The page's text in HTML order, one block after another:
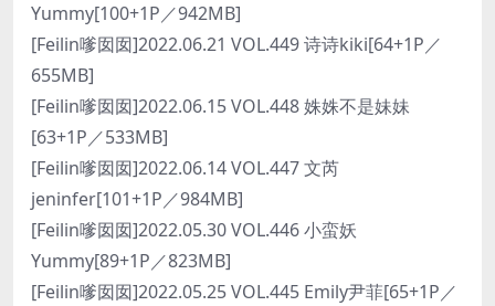
Yummy[100+1P／942MB]
[Feilin嗲囡囡]2022.06.21 VOL.449 诗诗kiki[64+1P／
655MB]
[Feilin嗲囡囡]2022.06.15 VOL.448 姝姝不是妹妹
[63+1P／533MB]
[Feilin嗲囡囡]2022.06.14 VOL.447 文芮
jeninfer[101+1P／984MB]
[Feilin嗲囡囡]2022.05.30 VOL.446 小蛮妖
Yummy[89+1P／823MB]
[Feilin嗲囡囡]2022.05.25 VOL.445 Emily尹菲[65+1P／